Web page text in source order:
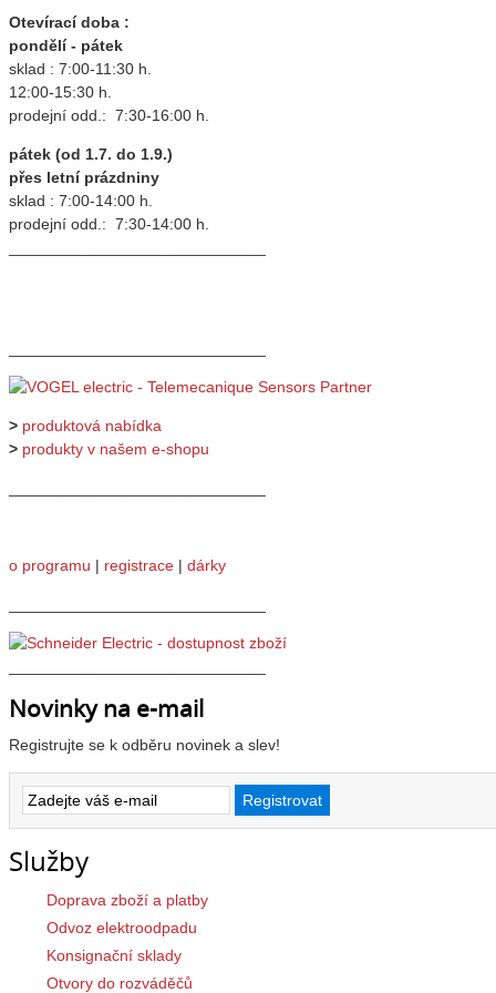
Otevírací doba :
pondělí - pátek
sklad : 7:00-11:30 h.
12:00-15:30 h.
prodejní odd.: 7:30-16:00 h.
pátek (od 1.7. do 1.9.)
přes letní prázdniny
sklad : 7:00-14:00 h.
prodejní odd.: 7:30-14:00 h.
> produktová nabídka
> produkty v našem e-shopu
o programu | registrace | dárky
Novinky na e-mail
Registrujte se k odběru novinek a slev!
Služby
Doprava zboží a platby
Odvoz elektroodpadu
Konsignační sklady
Otvory do rozváděčů